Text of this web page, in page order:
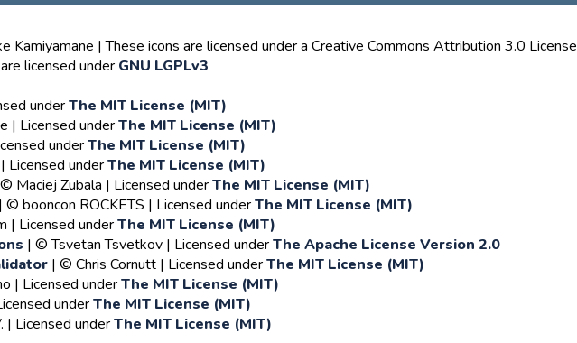
Kamiyamane | These icons are licensed under a Creative Commons Attribution 3.0 License
licensed under GNU LGPLv3
underThe MIT License (MIT)
| Licensed underThe MIT License (MIT)
underThe MIT License (MIT)
Licensed underThe MIT License (MIT)
Maciej Zubala | Licensed underThe MIT License (MIT)
| © booncon ROCKETS | Licensed underThe MIT License (MIT)
| Licensed underThe MIT License (MIT)
| © Tsvetan Tsvetkov | Licensed underThe Apache License Version 2.0
| © Chris Cornutt | Licensed underThe MIT License (MIT)
| Licensed underThe MIT License (MIT)
underThe MIT License (MIT)
| Licensed underThe MIT License (MIT)